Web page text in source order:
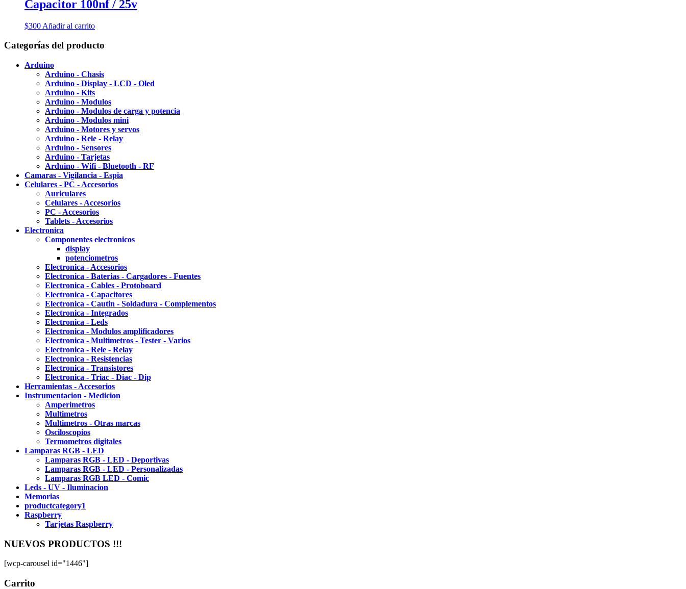
Capacitor 100nf / 25v
$300 Añadir al carrito
Categorías del producto
Arduino
Arduino - Chasis
Arduino - Display - LCD - Oled
Arduino - Kits
Arduino - Modulos
Arduino - Modulos de carga y potencia
Arduino - Modulos mini
Arduino - Motores y servos
Arduino - Rele - Relay
Arduino - Sensores
Arduino - Tarjetas
Arduino - Wifi - Bluetooth - RF
Camaras - Vigilancia - Espia
Celulares - PC - Accesorios
Auriculares
Celulares - Accesorios
PC - Accesorios
Tablets - Accesorios
Electronica
Componentes electronicos
display
potenciometros
Electronica - Accesorios
Electronica - Baterias - Cargadores - Fuentes
Electronica - Cables - Protoboard
Electronica - Capacitores
Electronica - Cautin - Soldadura - Complementos
Electronica - Integrados
Electronica - Leds
Electronica - Modulos amplificadores
Electronica - Multimetros - Tester - Varios
Electronica - Rele - Relay
Electronica - Resistencias
Electronica - Transistores
Electronica - Triac - Diac - Dip
Herramientas - Accesorios
Instrumentacion - Medicion
Amperimetros
Multimetros
Multimetros - Otras marcas
Osciloscopios
Termometros digitales
Lamparas RGB - LED
Lamparas RGB - LED - Deportivas
Lamparas RGB - LED - Personalizadas
Lamparas RGB LED - Comic
Leds - UV - Iluminacion
Memorias
productcategory1
Raspberry
Tarjetas Raspberry
NUEVOS PRODUCTOS !!!
[wcp-carousel id="1446"]
Carrito